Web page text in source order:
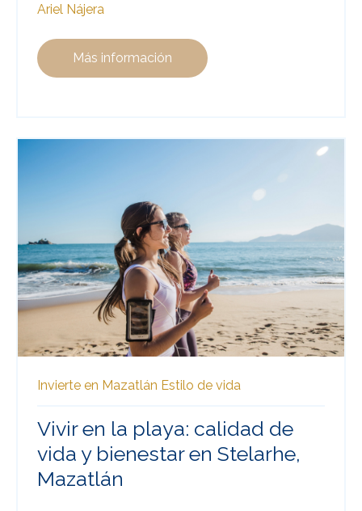
Ariel Nájera
Más información
Invierte en Mazatlán Estilo de vida
Vivir en la playa: calidad de
vida y bienestar en Stelarhe,
Mazatlán